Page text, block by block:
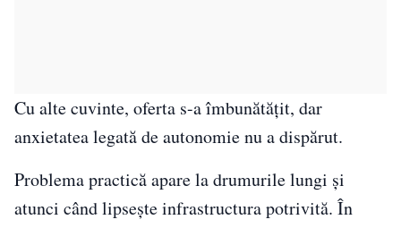
Cu alte cuvinte, oferta s-a îmbunătățit, dar
anxietatea legată de autonomie nu a dispărut.
Problema practică apare la drumurile lungi și
atunci când lipsește infrastructura potrivită. În